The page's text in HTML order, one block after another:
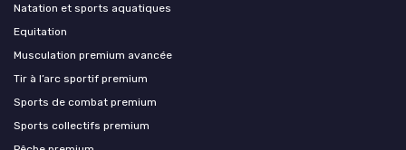
Natation et sports aquatiques
Equitation
Musculation premium avancée
Tir à l’arc sportif premium
Sports de combat premium
Sports collectifs premium